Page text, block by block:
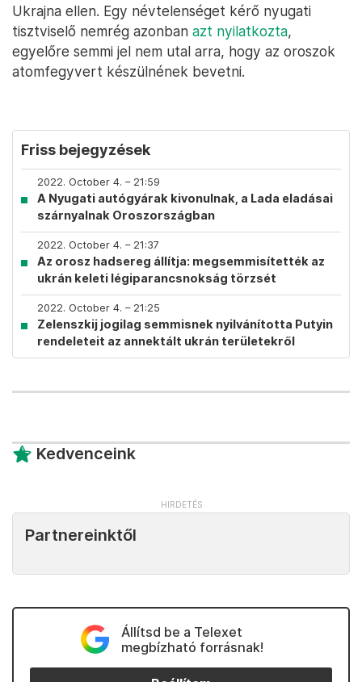
Ukrajna ellen. Egy névtelenséget kérő nyugati
tisztviselő nemrég azonban azt nyilatkozta,
egyelőre semmi jel nem utal arra, hogy az oroszok
atomfegyvert készülnének bevetni.
Friss bejegyzések
2022. October 4. – 21:59
A Nyugati autógyárak kivonulnak, a Lada eladásai
szárnyalnak Oroszországban
2022. October 4. – 21:37
Az orosz hadsereg állítja: megsemmisítették az
ukrán keleti légiparancsnokság törzsét
2022. October 4. – 21:25
Zelenszkij jogilag semmisnek nyilvánította Putyin
rendeleteit az annektált ukrán területekről
Kedvenceink
Partnereinktől
Állítsd be a Telexet
megbízható forrásnak!